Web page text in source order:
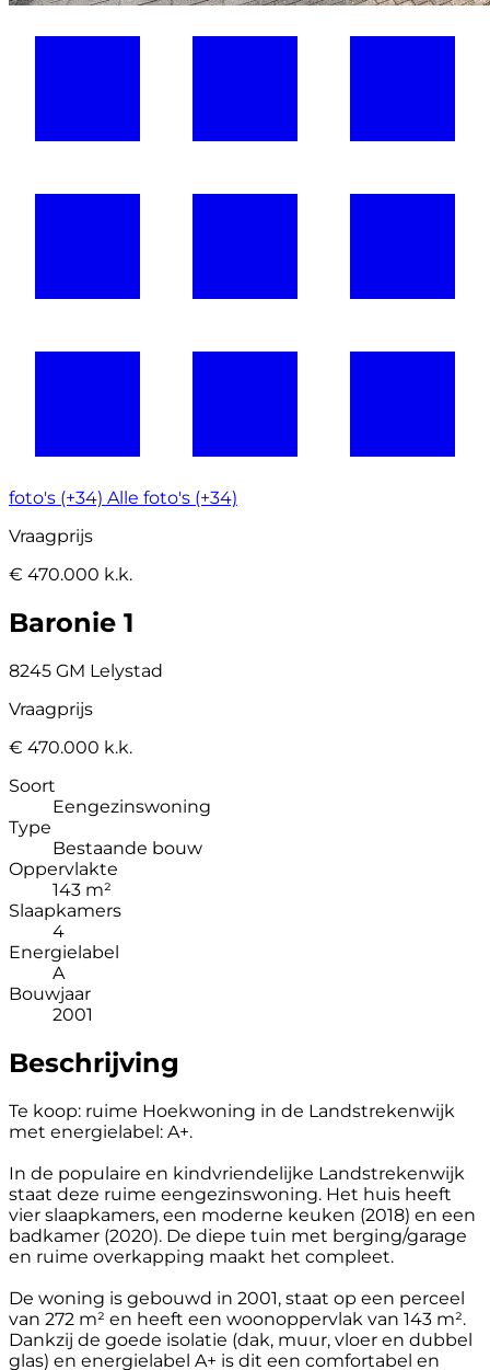
foto's (+34) Alle foto's (+34)
Vraagprijs
€ 470.000 k.k.
Baronie 1
8245 GM Lelystad
Vraagprijs
€ 470.000 k.k.
Soort
Eengezinswoning
Type
Bestaande bouw
Oppervlakte
143 m²
Slaapkamers
4
Energielabel
A
Bouwjaar
2001
Beschrijving
Te koop: ruime Hoekwoning in de Landstrekenwijk
met energielabel: A+.
In de populaire en kindvriendelijke Landstrekenwijk
staat deze ruime eengezinswoning. Het huis heeft
vier slaapkamers, een moderne keuken (2018) en een
badkamer (2020). De diepe tuin met berging/garage
en ruime overkapping maakt het compleet.
De woning is gebouwd in 2001, staat op een perceel
van 272 m² en heeft een woonoppervlak van 143 m².
Dankzij de goede isolatie (dak, muur, vloer en dubbel
glas) en energielabel A+ is dit een comfortabel en